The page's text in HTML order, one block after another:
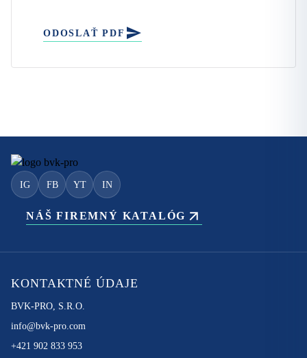
ODOSLAŤ PDF
IG FB YT IN
NÁŠ FIREMNÝ KATALÓG
KONTAKTNÉ ÚDAJE
BVK-PRO, S.R.O.
info@bvk-pro.com
+421 902 833 953